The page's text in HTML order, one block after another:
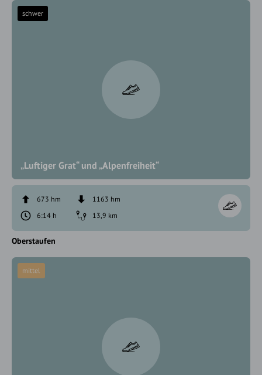
„Luftiger Grat“ und „Alpenfreiheit“
schwer
673 hm
1163 hm
6:14 h
13,9 km
Oberstaufen
mittel